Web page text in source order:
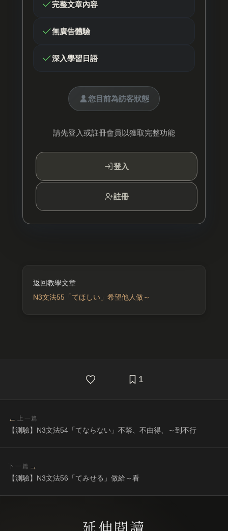
完整文章內容
無廣告體驗
深入學習日語
您目前為訪客狀態
請先登入或註冊會員以獲取完整功能
註冊
登入
N3文法55「てほしい」希望他人做～
1
← 上一篇
【測驗】N3文法54「てならない」不禁、不由得、～到不行
下一篇 →
【測驗】N3文法56「てみせる」做給～看